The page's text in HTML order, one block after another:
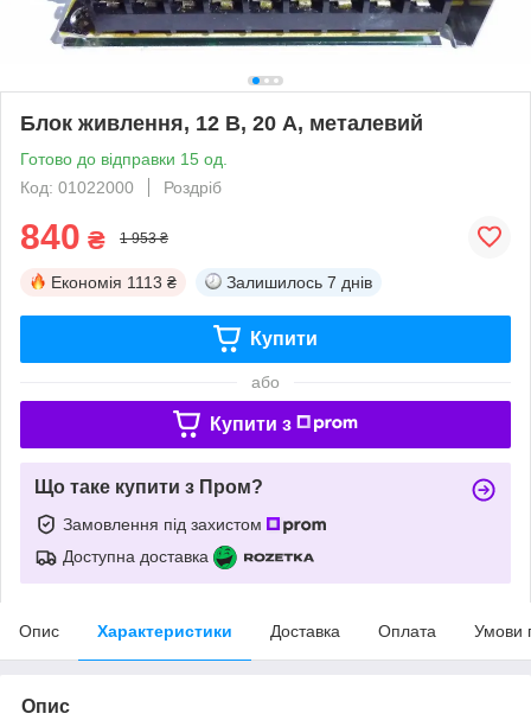
Блок живлення, 12 В, 20 А, металевий
Готово до відправки 15 од.
Код: 01022000
Роздріб
840 ₴ 1 953 ₴
Економія 1113 ₴ Залишилось 7 днів
Купити
або
Купити з
Що таке купити з Пром?
Замовлення під захистом
Доступна доставка
Опис Характеристики Доставка Оплата Умови
Опис